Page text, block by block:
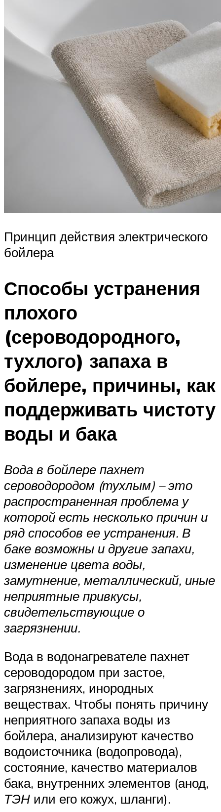
Принцип действия электрического
бойлера
Способы устранения
плохого
(сероводородного,
тухлого) запаха в
бойлере, причины, как
поддерживать чистоту
воды и бака
Вода в бойлере пахнет
сероводородом (тухлым) – это
распространенная проблема у
которой есть несколько причин и
ряд способов ее устранения. В
баке возможны и другие запахи,
изменение цвета воды,
замутнение, металлический, иные
неприятные привкусы,
свидетельствующие о
загрязнении.
Вода в водонагревателе пахнет
сероводородом при застое,
загрязнениях, инородных
веществах. Чтобы понять причину
неприятного запаха воды из
бойлера, анализируют качество
водоисточника (водопровода),
состояние, качество материалов
бака, внутренних элементов (анод,
ТЭН или его кожух, шланги).